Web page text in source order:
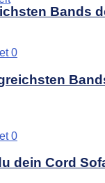
Bands
0
0
dein Cord